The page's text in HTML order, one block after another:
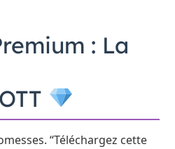
: La
“Téléchargez cette